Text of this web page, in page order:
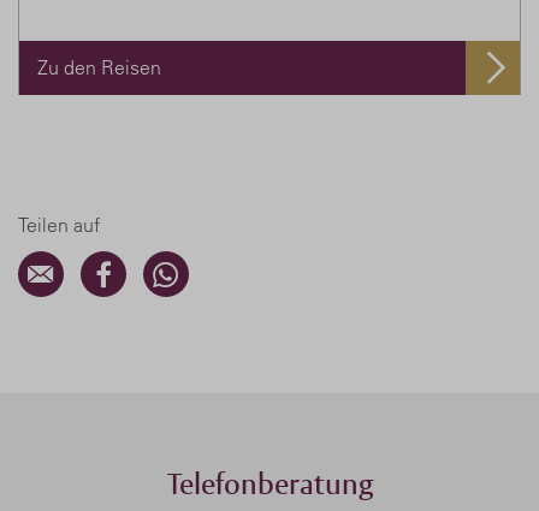
Zu den Reisen
Teilen auf
Telefonberatung